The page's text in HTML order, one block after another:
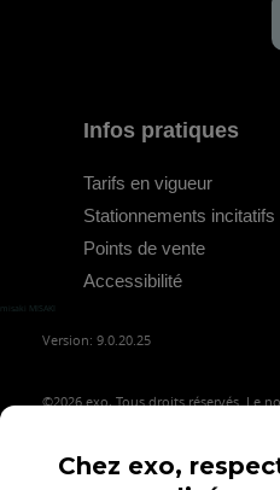
Infos pratiques
Tarifs en vigueur
Stationnements incitatifs
Points de vente
Accessibilité
misaki MISAKI
Version: 9.0.20.25
©2026exo, Tous droits réservés. Le
Chez exo,